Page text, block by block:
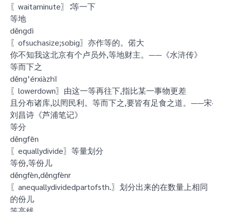
〖waitaminute〗∶等一下
等地
děngdì
〖ofsuchasize;sobig〗亦作等的。偌大
你不知我这北京有个卢员外,等地财主。——《水浒传》
等而下之
děng’érxiàzhī
〖lowerdown〗由这一等再往下,指比某一事物更差
且分布诸库,以罔民利。等而下之,要皆有足食之道。——宋·
刘昌诗《芦浦笔记》
等分
děngfēn
〖equallydivide〗等量划分
等份,等份儿
děngfèn,děngfènr
〖anequallydividedpartofsth.〗划分出来的在数量上相同
的份儿